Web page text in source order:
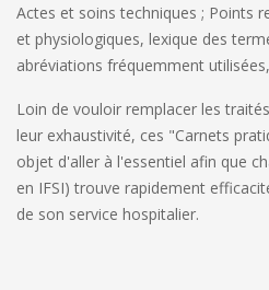
Actes et soins techniques ; Points
et physiologiques, lexique des
abréviations fréquemment
Loin de vouloir remplacer les
leur exhaustivité, ces "Carnets
objet d'aller à l'essentiel afin que
en IFSI) trouve rapidement
de son service hospitalier.